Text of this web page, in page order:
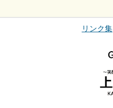
リンク集